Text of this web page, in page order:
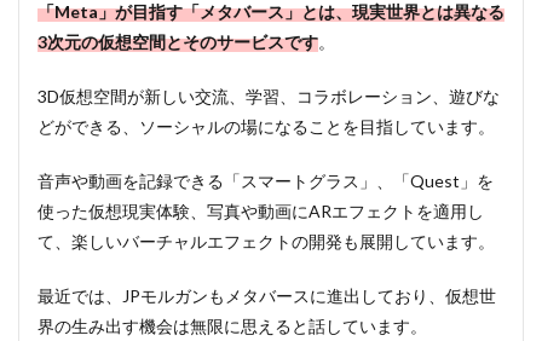
「Meta」が目指す「メタバース」とは、現実世界とは異なる
3次元の仮想空間とそのサービスです。
3D仮想空間が新しい交流、学習、コラボレーション、遊びな
どができる、ソーシャルの場になることを目指しています。
音声や動画を記録できる「スマートグラス」、「Quest」を
使った仮想現実体験、写真や動画にARエフェクトを適用し
て、楽しいバーチャルエフェクトの開発も展開しています。
最近では、JPモルガンもメタバースに進出しており、仮想世
界の生み出す機会は無限に思えると話しています。